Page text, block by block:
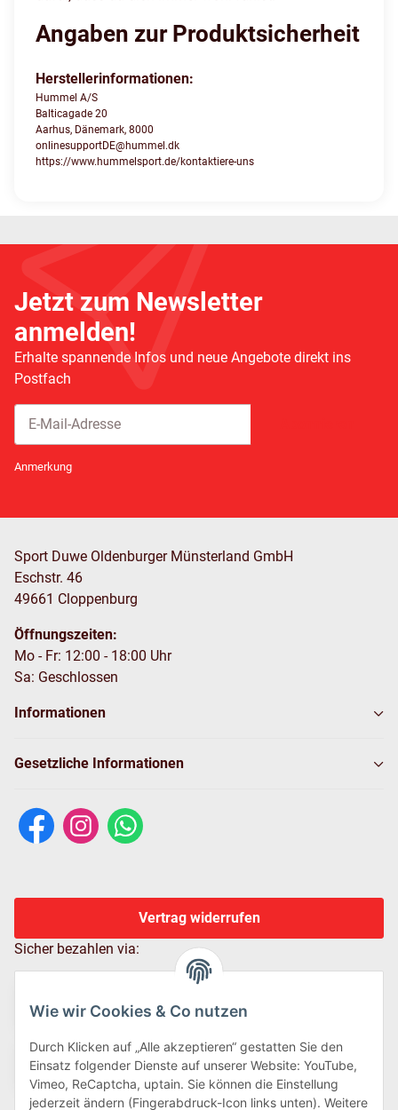
Wie wir Cookies & Co nutzen
Durch Klicken auf „Alle akzeptieren“ gestatten Sie den
Einsatz folgender Dienste auf unserer Website: YouTube,
Vimeo, ReCaptcha, uptain. Sie können die Einstellung
jederzeit ändern (Fingerabdruck-Icon links unten). Weitere
Angaben zur Produktsicherheit
Herstellerinformationen:
Hummel A/S
Balticagade 20
Aarhus, Dänemark, 8000
onlinesupportDE@hummel.dk
https://www.hummelsport.de/kontaktiere-uns
Jetzt zum Newsletter
anmelden!
Erhalte spannende Infos und neue Angebote direkt ins
Postfach
Anmerkung
Sport Duwe Oldenburger Münsterland GmbH
Eschstr. 46
49661 Cloppenburg
Öffnungszeiten:
Mo - Fr: 12:00 - 18:00 Uhr
Sa: Geschlossen
Informationen
Gesetzliche Informationen
Vertrag widerrufen
Sicher bezahlen via: